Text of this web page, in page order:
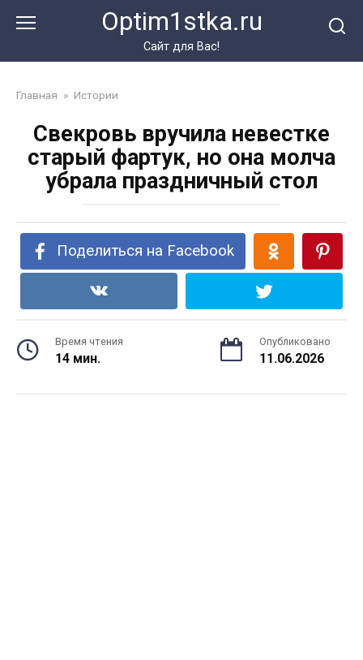
Optim1stka.ru
Сайт для Вас!
Главная » Истории
Свекровь вручила невестке
старый фартук, но она молча
убрала праздничный стол
Поделиться на Facebook
Время чтения
14 мин.
Опубликовано
11.06.2026